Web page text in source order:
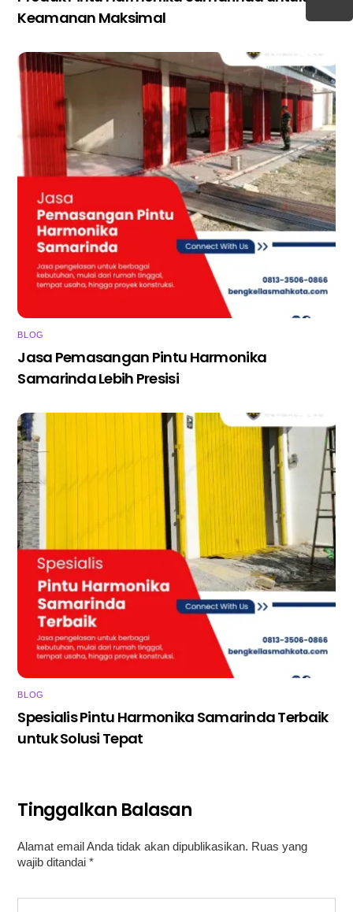
Keamanan Maksimal
BLOG
Jasa Pemasangan Pintu Harmonika
Samarinda Lebih Presisi
BLOG
Spesialis Pintu Harmonika Samarinda Terbaik
untuk Solusi Tepat
Tinggalkan Balasan
Alamat email Anda tidak akan dipublikasikan. Ruas yang
wajib ditandai*